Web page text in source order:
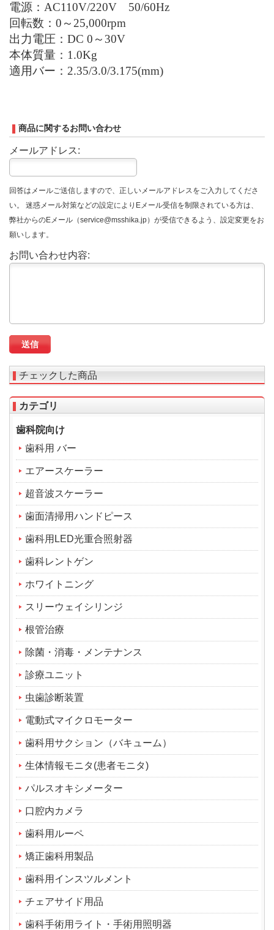
電源： AC110V/220V
50/60Hz
回転数 ： 0 ～ 25,000rpm
出力電圧 ： DC 0 ～ 30V
本体質量 ： 1.0Kg
適用バー： 2.35/3.0/3.175(mm)
商品に関するお問い合わせ
メールアドレス:
回答はメールご送信しますので、正しいメールアドレスをご入力してくださ
い。 迷惑メール対策などの設定によりEメール受信を制限されている方は、
弊社からのEメール（service@msshika.jp）が受信できるよう、設定変更をお
願いします。
お問い合わせ内容:
チェックした商品
カテゴリ
歯科院向け
歯科用 バー
エアースケーラー
超音波スケーラー
歯面清掃用ハンドピース
歯科用LED光重合照射器
歯科レントゲン
ホワイトニング
スリーウェイシリンジ
根管治療
除菌・消毒・メンテナンス
診療ユニット
虫歯診断装置
電動式マイクロモーター
歯科用サクション（バキューム）
生体情報モニタ(患者モニタ)
パルスオキシメーター
口腔内カメラ
歯科用ルーペ
矯正歯科用製品
歯科用インスツルメント
チェアサイド用品
歯科手術用ライト・手術用照明器